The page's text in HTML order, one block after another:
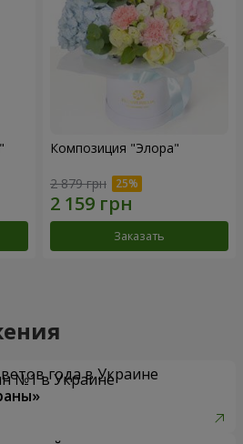
Композиция "Элора"
2 879 грн
Заказать
года в Украине